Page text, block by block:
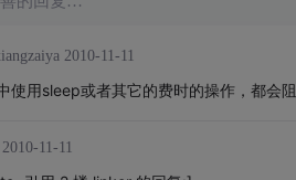
2010-11-11
使用sleep或者其它的费时的操作，都会
2010-11-11